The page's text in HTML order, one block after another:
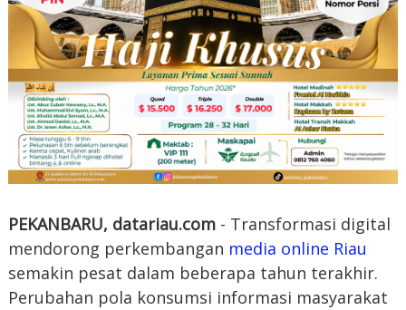
PEKANBARU, datariau.com - Transformasi digital
mendorong perkembangan media online Riau
semakin pesat dalam beberapa tahun terakhir.
Perubahan pola konsumsi informasi masyarakat